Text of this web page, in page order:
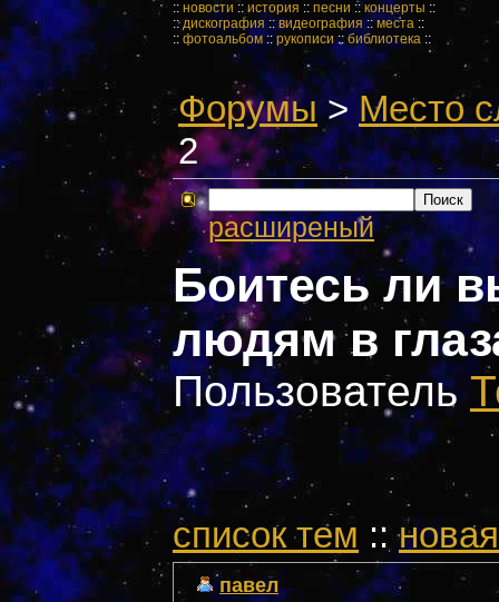
:: новости :: история :: песни :: концерты ::
::дискография :: видеография ::места ::
:: фотоальбом::рукописи::библиотека ::
Форумы> Место
2
расширеный
Боитесь ли
людям в
Пользователь
cписок тем ::
павел